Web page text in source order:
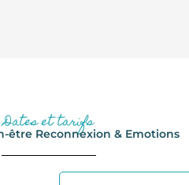
Dates et tarifs
être Reconnexion & Emotions